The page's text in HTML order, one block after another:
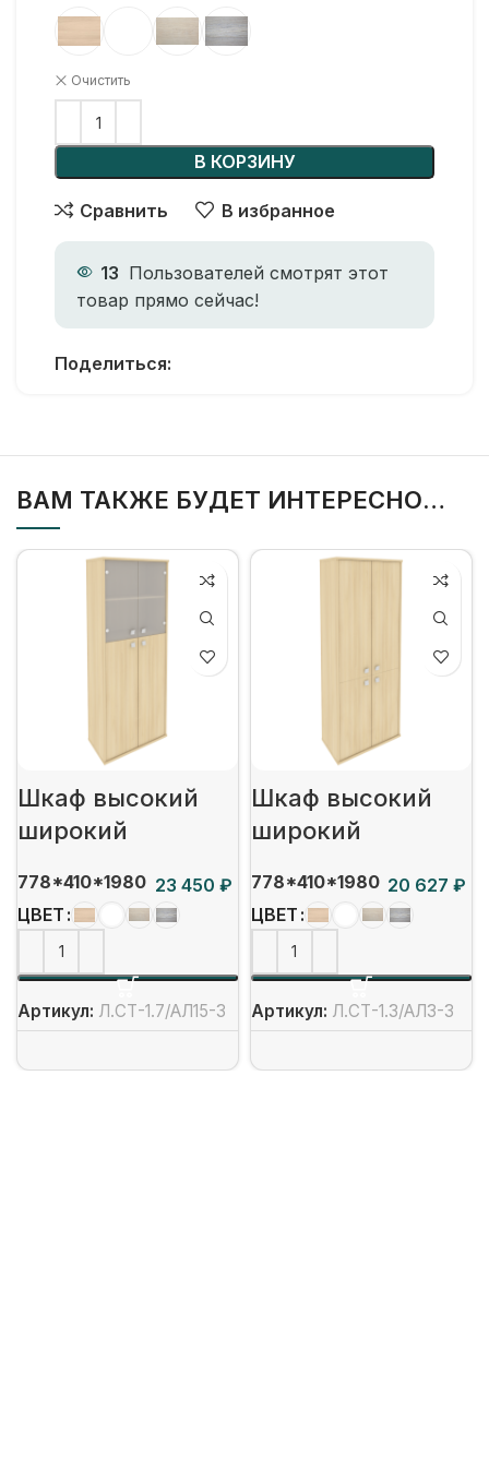
Очистить
В КОРЗИНУ
Сравнить В избранное
13 Пользователей смотрят этот
товар прямо сейчас!
Поделиться:
ВАМ ТАКЖЕ БУДЕТ ИНТЕРЕСНО…
Шкаф высокий
широкий
778*410*1980
₽
ЦВЕТ
Артикул: Л.СТ-1.7/АЛ15-3
Шкаф высокий
широкий
778*410*1980
₽
ЦВЕТ
Артикул: Л.СТ-1.3/АЛ3-3